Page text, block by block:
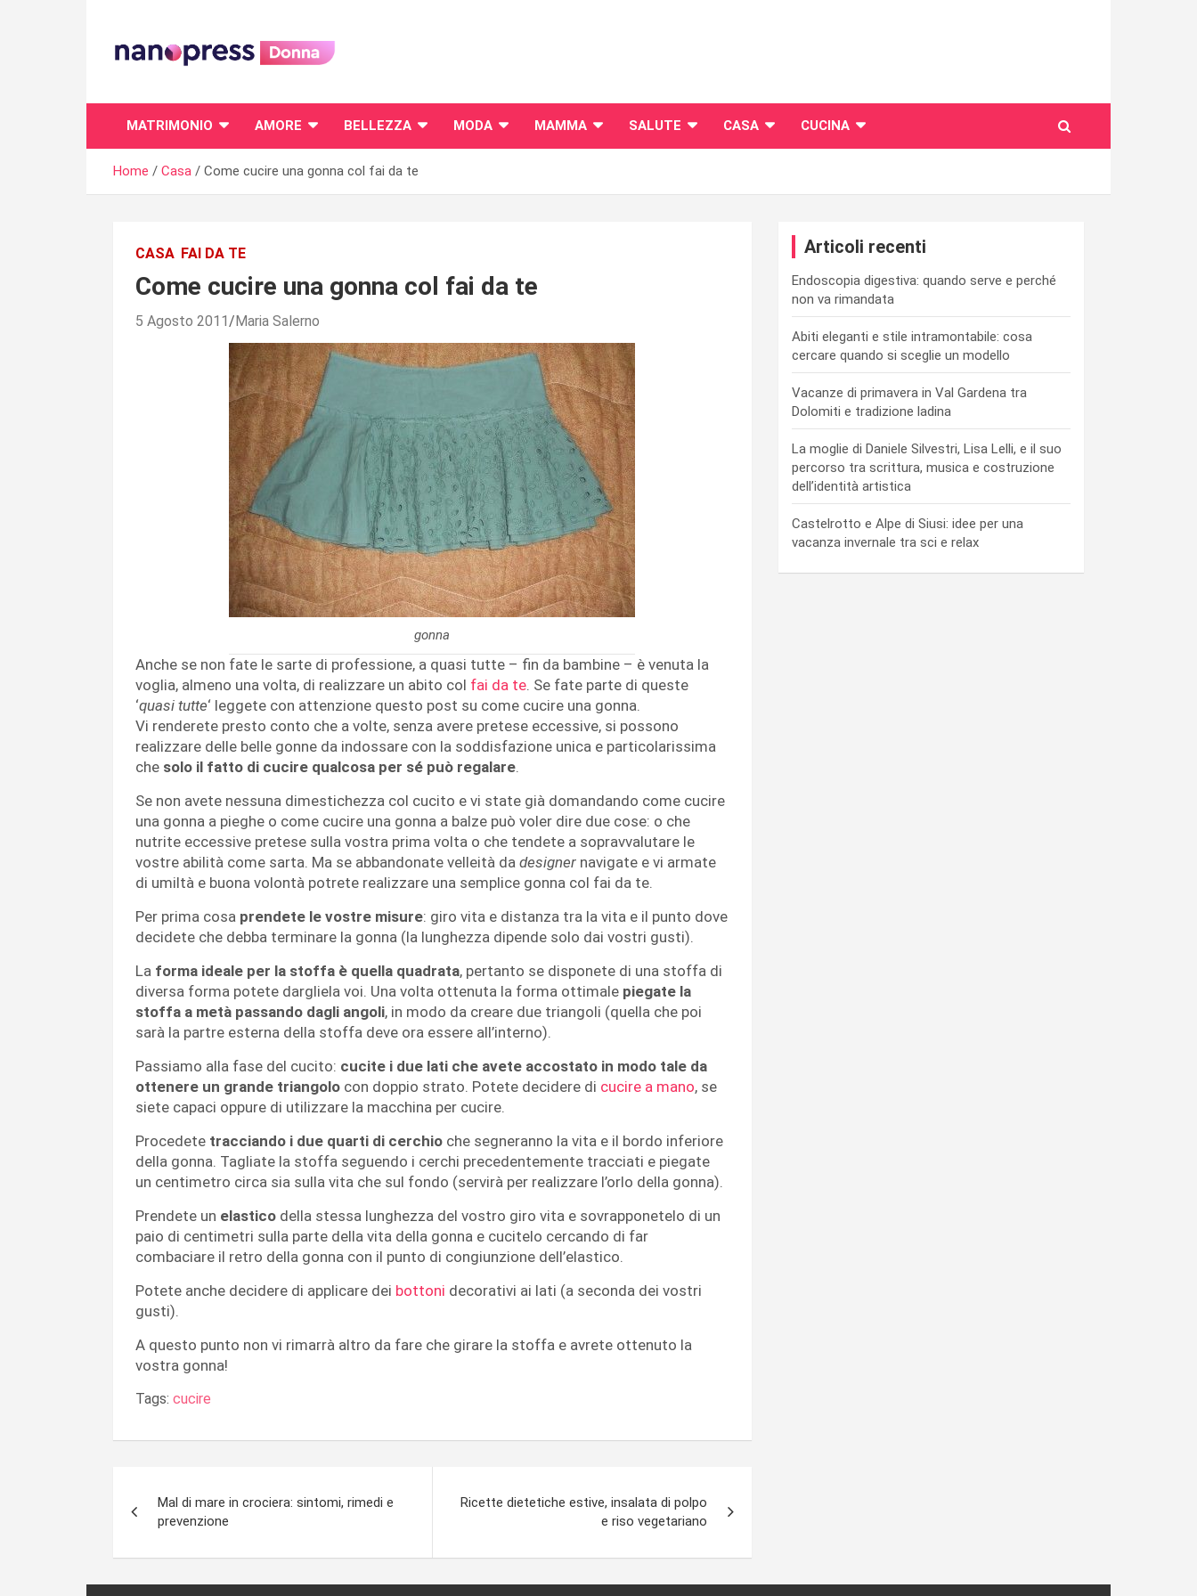
content
MATRIMONIO AMORE BELLEZZA MODA MAMMA SALUTE CASA CUCINA
Home Casa Come cucire una gonna col fai da te
CASA FAI DA TE
Come cucire una gonna col fai da te
5 Agosto 2011 Maria Salerno
gonna
Anche se non fate le sarte di professione, a quasi tutte – fin da bambine – è venuta la
voglia, almeno una volta, di realizzare un abito col fai da te. Se fate parte di queste
‘quasi tutte‘ leggete con attenzione questo post su come cucire una gonna.
Vi renderete presto conto che a volte, senza avere pretese eccessive, si possono
realizzare delle belle gonne da indossare con la soddisfazione unica e particolarissima
che solo il fatto di cucire qualcosa per sé può regalare.
Se non avete nessuna dimestichezza col cucito e vi state già domandando come cucire
una gonna a pieghe o come cucire una gonna a balze può voler dire due cose: o che
nutrite eccessive pretese sulla vostra prima volta o che tendete a sopravvalutare le
vostre abilità come sarta. Ma se abbandonate velleità da designer navigate e vi armate
di umiltà e buona volontà potrete realizzare una semplice gonna col fai da te.
Per prima cosa prendete le vostre misure: giro vita e distanza tra la vita e il punto dove
decidete che debba terminare la gonna (la lunghezza dipende solo dai vostri gusti).
La forma ideale per la stoffa è quella quadrata, pertanto se disponete di una stoffa di
diversa forma potete dargliela voi. Una volta ottenuta la forma ottimale piegate la
stoffa a metà passando dagli angoli, in modo da creare due triangoli (quella che poi
sarà la partre esterna della stoffa deve ora essere all’interno).
Passiamo alla fase del cucito: cucite i due lati che avete accostato in modo tale da
ottenere un grande triangolo con doppio strato. Potete decidere di cucire a mano, se
siete capaci oppure di utilizzare la macchina per cucire.
Procedete tracciando i due quarti di cerchio che segneranno la vita e il bordo inferiore
della gonna. Tagliate la stoffa seguendo i cerchi precedentemente tracciati e piegate
un centimetro circa sia sulla vita che sul fondo (servirà per realizzare l’orlo della gonna).
Prendete un elastico della stessa lunghezza del vostro giro vita e sovrapponetelo di un
paio di centimetri sulla parte della vita della gonna e cucitelo cercando di far
combaciare il retro della gonna con il punto di congiunzione dell’elastico.
Potete anche decidere di applicare dei bottoni decorativi ai lati (a seconda dei vostri
gusti).
A questo punto non vi rimarrà altro da fare che girare la stoffa e avrete ottenuto la
vostra gonna!
Tags: cucire
articoli
Mal di mare in crociera: sintomi, rimedi e
prevenzione
Ricette dietetiche estive, insalata di polpo
e riso vegetariano
Articoli recenti
Endoscopia digestiva: quando serve e perché
non va rimandata
Abiti eleganti e stile intramontabile: cosa
cercare quando si sceglie un modello
Vacanze di primavera in Val Gardena tra
Dolomiti e tradizione ladina
La moglie di Daniele Silvestri, Lisa Lelli, e il suo
percorso tra scrittura, musica e costruzione
dell’identità artistica
Castelrotto e Alpe di Siusi: idee per una
vacanza invernale tra sci e relax